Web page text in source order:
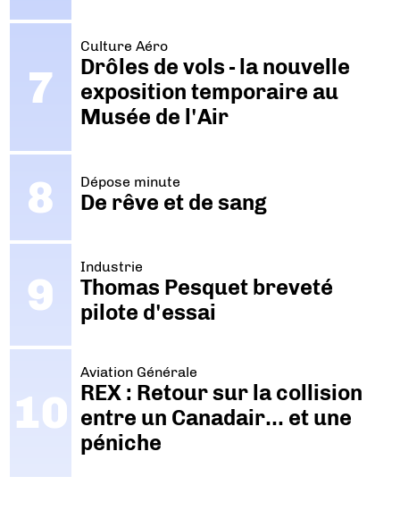
Culture Aéro
Drôles de vols - la nouvelle
exposition temporaire au
Musée de l'Air
Dépose minute
De rêve et de sang
Industrie
Thomas Pesquet breveté
pilote d'essai
Aviation Générale
REX : Retour sur la collision
entre un Canadair… et une
péniche